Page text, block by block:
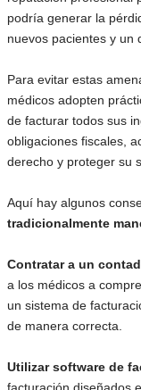
podría generar la
nuevos pacientes y un
Para evitar estas
médicos adopten
de facturar todos sus
obligaciones fiscales,
derecho y proteger su
Aquí hay algunos
tradicionalmente
Contratar a un
a los médicos a
un sistema de
de manera correcta.
Utilizar software de